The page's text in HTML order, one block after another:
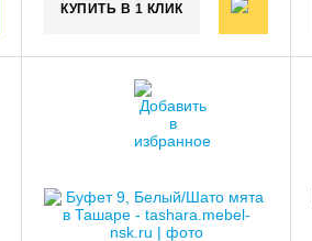
КУПИТЬ В 1 КЛИК